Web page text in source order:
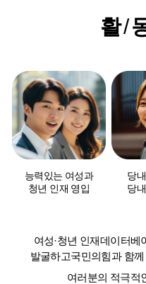
활/
능력있는 여성과
청년 인재 영입
당
당
여성·청년 인재데이터
발굴하고국민의힘과 함
여러분의 적극적